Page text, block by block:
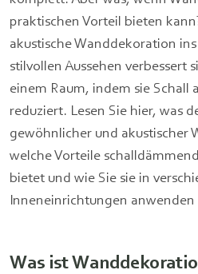
praktischen Vorteil bieten
akustische Wanddekoration
stilvollen Aussehen verbessert
einem Raum, indem sie Schall
reduziert. Lesen Sie hier, was
gewöhnlicher und akustischer
welche Vorteile
bietet und wie Sie sie in
Inneneinrichtungen
Was ist